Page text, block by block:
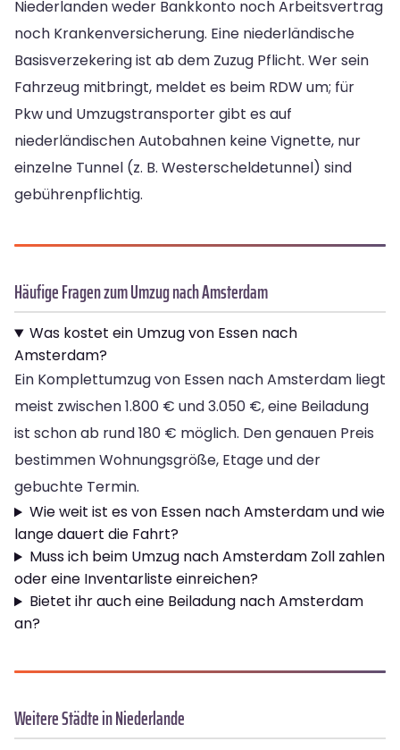
Niederlanden weder Bankkonto noch Arbeitsvertrag
noch Krankenversicherung. Eine niederländische
Basisverzekering ist ab dem Zuzug Pflicht. Wer sein
Fahrzeug mitbringt, meldet es beim RDW um; für
Pkw und Umzugstransporter gibt es auf
niederländischen Autobahnen keine Vignette, nur
einzelne Tunnel (z. B. Westerscheldetunnel) sind
gebührenpflichtig.
Häufige Fragen zum Umzug nach Amsterdam
Was kostet ein Umzug von Essen nach
Amsterdam?
Ein Komplettumzug von Essen nach Amsterdam liegt
meist zwischen 1.800 € und 3.050 €, eine Beiladung
ist schon ab rund 180 € möglich. Den genauen Preis
bestimmen Wohnungsgröße, Etage und der
gebuchte Termin.
Wie weit ist es von Essen nach Amsterdam und wie
lange dauert die Fahrt?
Muss ich beim Umzug nach Amsterdam Zoll zahlen
oder eine Inventarliste einreichen?
Bietet ihr auch eine Beiladung nach Amsterdam
an?
Weitere Städte in Niederlande